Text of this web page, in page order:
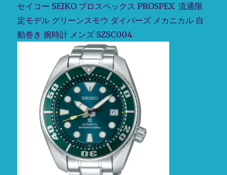
プ
ロ
フ
ェ
ッ
シ
ョ
ナ
ル
ダ
イ
バ
ー
ズ
誕
生
セイコー SEIKO プロスペックス PROSPEX 流通限
定モデル グリーンスモウ ダイバーズ メカニカル 自
動巻き 腕時計 メンズ SZSC004